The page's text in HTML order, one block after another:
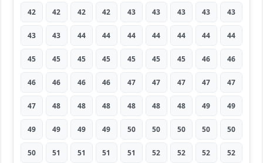
42 42 42 42 43 43 43 43 43
43 43 44 44 44 44 44 44 44
45 45 45 45 45 45 45 46 46
46 46 46 46 47 47 47 47 47
47 48 48 48 48 48 48 49 49
49 49 49 49 50 50 50 50 50
50 51 51 51 51 52 52 52 52